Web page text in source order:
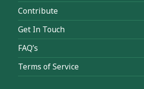
Contribute
Get In Touch
FAQ’s
Terms of Service